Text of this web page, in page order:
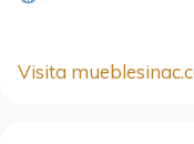
Visita